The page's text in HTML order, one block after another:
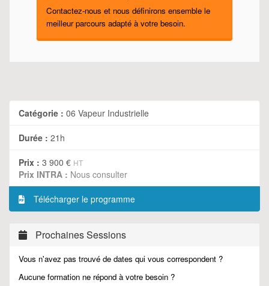
Contactez-nous et nous définirons ensemble le
meilleur parcours adapté à votre besoin.
Catégorie : 06 Vapeur Industrielle
Durée : 21h
Prix : 3 900 € HT
Prix INTRA : Nous consulter
Télécharger le programme
Prochaines Sessions
Vous n'avez pas trouvé de dates qui vous correspondent ?
Aucune formation ne répond à votre besoin ?